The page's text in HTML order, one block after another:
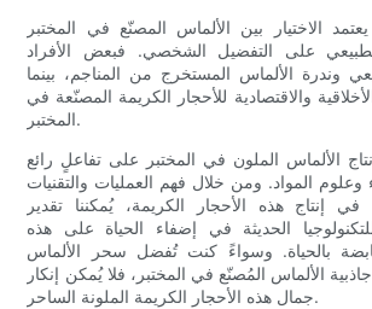
الاختيار بين الألماس المصنّع في المختبر
على التفضيل الشخصي. فبعض الأفراد
وندرة الألماس المستخرج من المناجم، بينما
والاقتصادية للأحجار الكريمة المصنّعة في
المختبر.
الألماس الملون في المختبر على تفاعلٍ رائع
وعلوم المواد. ومن خلال فهم العمليات والتقنيات
إنتاج هذه الأحجار الكريمة، يُمكننا تقدير
الحديثة في إضفاء الحياة على هذه
بالحياة. وسواءً كنت تُفضل سحر الألماس
الألماس المُصنّع في المختبر، فلا يُمكن إنكار
جمال هذه الأحجار الكريمة الملونة الساحر.